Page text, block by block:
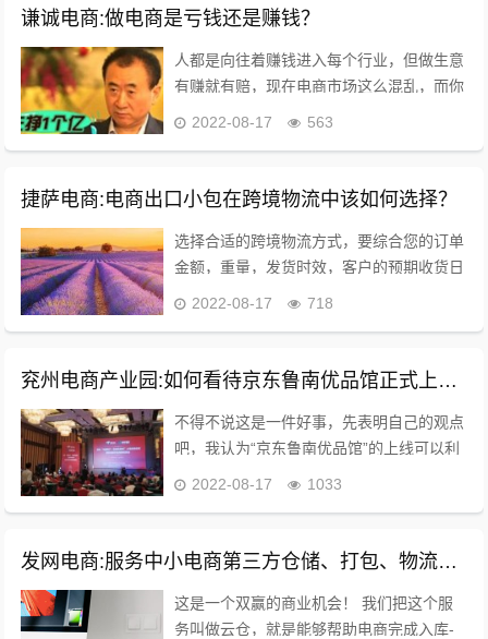
能难...
谦诚电商:做电商是亏钱还是赚钱？
人都是向往着赚钱进入每个行业，但做生意
有赚就有赔，现在电商市场这么混乱，而你
家电商...
2022-08-17 563
捷萨电商:电商出口小包在跨境物流中该如何选择？
选择合适的跨境物流方式，要综合您的订单
金额，重量，发货时效，客户的预期收货日
情况可以选...
2022-08-17 718
兖州电商产业园:如何看待京东鲁南优品馆正式上线这件事？
不得不说这是一件好事，先表明自己的观点
吧，我认为“京东鲁南优品馆”的上线可以利
前为止...
2022-08-17 1033
发网电商:服务中小电商第三方仓储、打包、物流发货服务靠谱吗？
这是一个双赢的商业机会！ 我们把这个服
务叫做云仓，就是能够帮助电商完成入库-